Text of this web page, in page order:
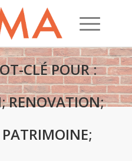
CLÉ POUR :
RENOVATION;